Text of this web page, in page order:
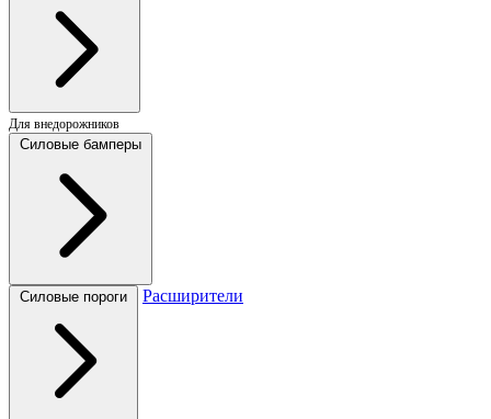
Для внедорожников
Силовые бамперы
Силовые пороги Расширители